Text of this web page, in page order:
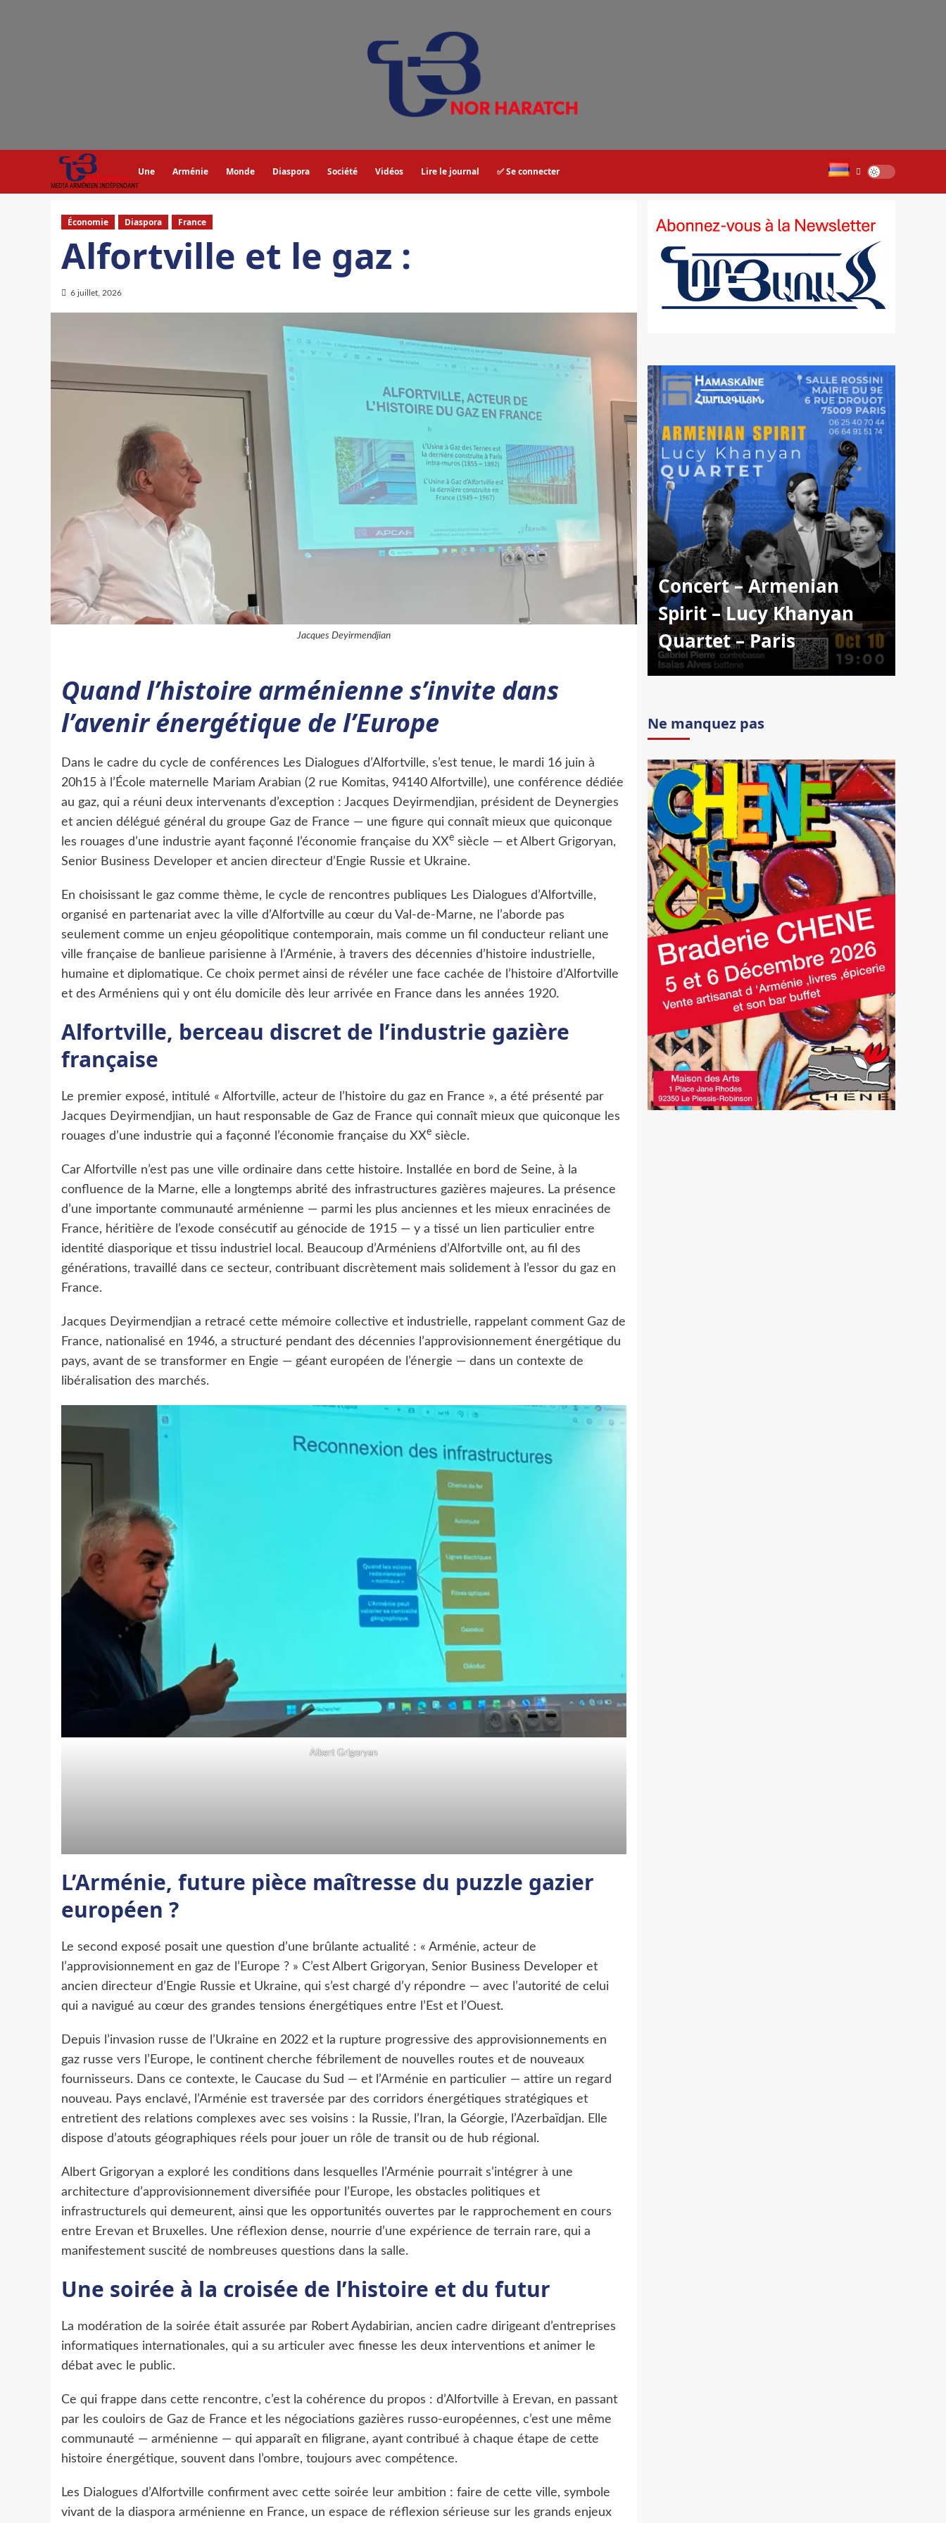
MEDIA ARMÉNIEN INDÉPENDANT
Une Arménie Monde Diaspora Société Vidéos Lire le journal ✅ Se connecter
Économie Diaspora France
Alfortville et le gaz :
6 juillet, 2026
Jacques Deyirmendjian
Quand l’histoire arménienne s’invite dans
l’avenir énergétique de l’Europe
Dans le cadre du cycle de conférences Les Dialogues d’Alfortville, s’est tenue, le mardi 16 juin à
20h15 à l’École maternelle Mariam Arabian (2 rue Komitas, 94140 Alfortville), une conférence dédiée
au gaz, qui a réuni deux intervenants d’exception : Jacques Deyirmendjian, président de Deynergies
et ancien délégué général du groupe Gaz de France — une figure qui connaît mieux que quiconque
les rouages d’une industrie ayant façonné l’économie française du XXe siècle — et Albert Grigoryan,
Senior Business Developer et ancien directeur d’Engie Russie et Ukraine.
En choisissant le gaz comme thème, le cycle de rencontres publiques Les Dialogues d’Alfortville,
organisé en partenariat avec la ville d’Alfortville au cœur du Val-de-Marne, ne l’aborde pas
seulement comme un enjeu géopolitique contemporain, mais comme un fil conducteur reliant une
ville française de banlieue parisienne à l’Arménie, à travers des décennies d’histoire industrielle,
humaine et diplomatique. Ce choix permet ainsi de révéler une face cachée de l’histoire d’Alfortville
et des Arméniens qui y ont élu domicile dès leur arrivée en France dans les années 1920.
Alfortville, berceau discret de l’industrie gazière
française
Le premier exposé, intitulé « Alfortville, acteur de l’histoire du gaz en France », a été présenté par
Jacques Deyirmendjian, un haut responsable de Gaz de France qui connaît mieux que quiconque les
rouages d’une industrie qui a façonné l’économie française du XXe siècle.
Car Alfortville n’est pas une ville ordinaire dans cette histoire. Installée en bord de Seine, à la
confluence de la Marne, elle a longtemps abrité des infrastructures gazières majeures. La présence
d’une importante communauté arménienne — parmi les plus anciennes et les mieux enracinées de
France, héritière de l’exode consécutif au génocide de 1915 — y a tissé un lien particulier entre
identité diasporique et tissu industriel local. Beaucoup d’Arméniens d’Alfortville ont, au fil des
générations, travaillé dans ce secteur, contribuant discrètement mais solidement à l’essor du gaz en
France.
Jacques Deyirmendjian a retracé cette mémoire collective et industrielle, rappelant comment Gaz de
France, nationalisé en 1946, a structuré pendant des décennies l’approvisionnement énergétique du
pays, avant de se transformer en Engie — géant européen de l’énergie — dans un contexte de
libéralisation des marchés.
Albert Grigoryan
L’Arménie, future pièce maîtresse du puzzle gazier
européen ?
Le second exposé posait une question d’une brûlante actualité : « Arménie, acteur de
l’approvisionnement en gaz de l’Europe ? » C’est Albert Grigoryan, Senior Business Developer et
ancien directeur d’Engie Russie et Ukraine, qui s’est chargé d’y répondre — avec l’autorité de celui
qui a navigué au cœur des grandes tensions énergétiques entre l’Est et l’Ouest.
Depuis l’invasion russe de l’Ukraine en 2022 et la rupture progressive des approvisionnements en
gaz russe vers l’Europe, le continent cherche fébrilement de nouvelles routes et de nouveaux
fournisseurs. Dans ce contexte, le Caucase du Sud — et l’Arménie en particulier — attire un regard
nouveau. Pays enclavé, l’Arménie est traversée par des corridors énergétiques stratégiques et
entretient des relations complexes avec ses voisins : la Russie, l’Iran, la Géorgie, l’Azerbaïdjan. Elle
dispose d’atouts géographiques réels pour jouer un rôle de transit ou de hub régional.
Albert Grigoryan a exploré les conditions dans lesquelles l’Arménie pourrait s’intégrer à une
architecture d’approvisionnement diversifiée pour l’Europe, les obstacles politiques et
infrastructurels qui demeurent, ainsi que les opportunités ouvertes par le rapprochement en cours
entre Erevan et Bruxelles. Une réflexion dense, nourrie d’une expérience de terrain rare, qui a
manifestement suscité de nombreuses questions dans la salle.
Une soirée à la croisée de l’histoire et du futur
La modération de la soirée était assurée par Robert Aydabirian, ancien cadre dirigeant d’entreprises
informatiques internationales, qui a su articuler avec finesse les deux interventions et animer le
débat avec le public.
Ce qui frappe dans cette rencontre, c’est la cohérence du propos : d’Alfortville à Erevan, en passant
par les couloirs de Gaz de France et les négociations gazières russo-européennes, c’est une même
communauté — arménienne — qui apparaît en filigrane, ayant contribué à chaque étape de cette
histoire énergétique, souvent dans l’ombre, toujours avec compétence.
Les Dialogues d’Alfortville confirment avec cette soirée leur ambition : faire de cette ville, symbole
vivant de la diaspora arménienne en France, un espace de réflexion sérieuse sur les grands enjeux
Concert – Armenian
Spirit – Lucy Khanyan
Quartet – Paris
Ne manquez pas